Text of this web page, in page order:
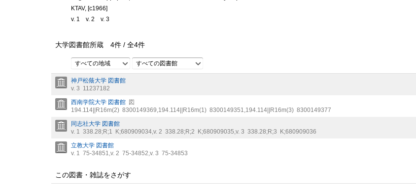
KTAV, [c1966]
v. 1
v. 2 v. 3
大学図書館所蔵 4件 / 全4件
すべての地域 すべての図書館
神戸松蔭大学 図書館
v. 3 11237182
西南学院大学 図書館 図
194.114||R16m(2) 8300149369,194.114||R16m(1) 8300149351,194.114||R16m(3) 8300149377
同志社大学 図書館
v. 1 338.28;R;1 K;680909034,v. 2 338.28;R;2 K;680909035,v. 3 338.28;R;3 K;680909036
立教大学 図書館
v. 1 75-34851,v. 2 75-34852,v. 3 75-34853
この図書・雑誌をさがす